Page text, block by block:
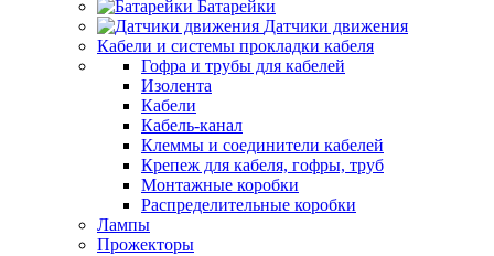
Батарейки
Датчики движения
Кабели и системы прокладки кабеля
Гофра и трубы для кабелей
Изолента
Кабели
Кабель-канал
Клеммы и соединители кабелей
Крепеж для кабеля, гофры, труб
Монтажные коробки
Распределительные коробки
Лампы
Прожекторы